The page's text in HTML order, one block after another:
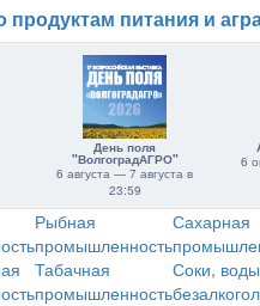
питания и
День поля
"ВолгоградАГРО"
6 августа — 7 августа в
23:59
6
Рыбная
промышленность
Сахарная
Табачная
промышленность
Соки,